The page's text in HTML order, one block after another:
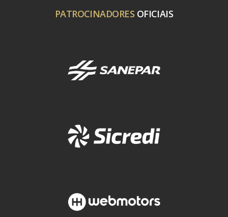
PATROCINADORES OFICIAIS